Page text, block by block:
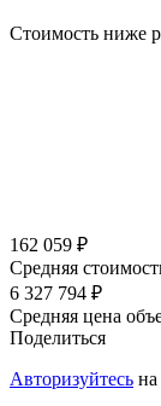
Стоимость ниже
162 059 ₽
Средняя
6 327 794 ₽
Средняя цена
Поделиться
Авторизуйтесь на